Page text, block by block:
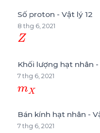
Số proton - Vật lý 12
8 thg 6, 2021
Z
Khối lượng hạt nhân -
7 thg 6, 2021
mX
Bán kính hạt nhân -
7 thg 6, 2021